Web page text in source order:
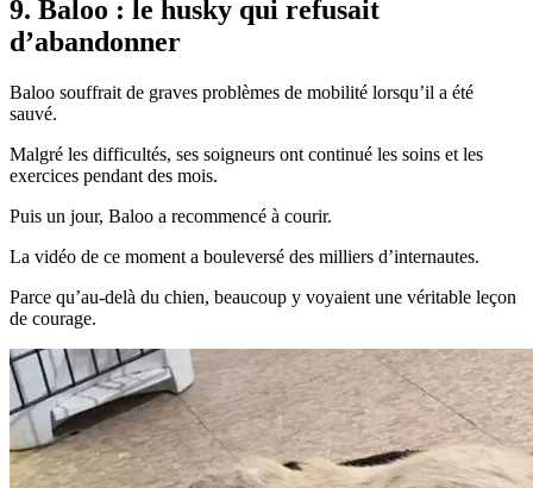
9. Baloo : le husky qui refusait
d’abandonner
Baloo souffrait de graves problèmes de mobilité lorsqu’il a été
sauvé.
Malgré les difficultés, ses soigneurs ont continué les soins et les
exercices pendant des mois.
Puis un jour, Baloo a recommencé à courir.
La vidéo de ce moment a bouleversé des milliers d’internautes.
Parce qu’au-delà du chien, beaucoup y voyaient une véritable leçon
de courage.